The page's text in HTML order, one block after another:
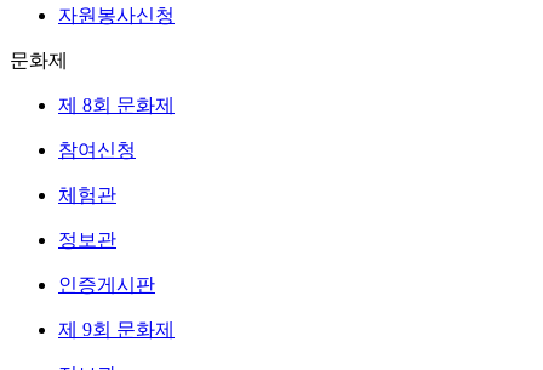
자원봉사신청
문화제
제 8회 문화제
참여신청
체험관
정보관
인증게시판
제 9회 문화제